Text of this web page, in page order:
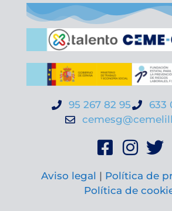
95 267 82 95
633
Aviso legal | Política de
Política de